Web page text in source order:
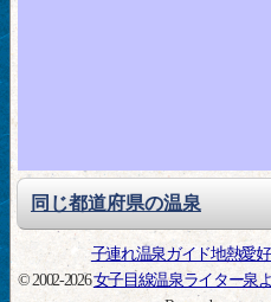
同じ都道府県の温泉